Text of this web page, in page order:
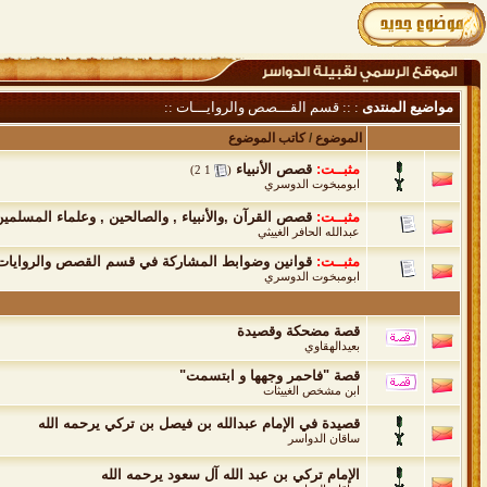
مواضيع المنتدى : :: قسم القـــصص والروايـــات ::
الموضوع /كاتب الموضوع
مثبــت: قصص الأنبياء (
1
2
)
ابومبخوت الدوسري
مثبــت: قصص القرآن ,والأنبياء , والصالحين , وعلماء
عبدالله الحافر الغييثي
مثبــت: قوانين وضوابط المشاركة في قسم القصص
ابومبخوت الدوسري
قصة مضحكة وقصيدة
بعيدالهقاوي
قصة "فاحمر وجهها و ابتسمت"
ابن مشخص الغييثات
قصيدة في الإمام عبدالله بن فيصل بن تركي يرحمه الله
ساقان الدواسر
الإمام تركي بن عبد الله آل سعود يرحمه الله